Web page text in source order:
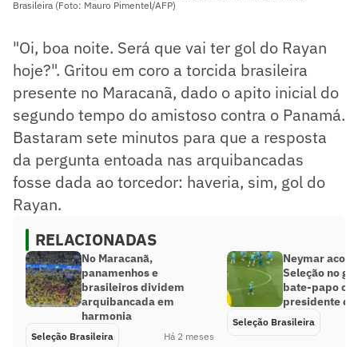
Brasileira (Foto: Mauro Pimentel/AFP)
"Oi, boa noite. Será que vai ter gol do Rayan
hoje?". Gritou em coro a torcida brasileira
presente no Maracanã, dado o apito inicial do
segundo tempo do amistoso contra o Panamá.
Bastaram sete minutos para que a resposta
da pergunta entoada nas arquibancadas
fosse dada ao torcedor: haveria, sim, gol do
Rayan.
RELACIONADAS
No Maracanã,
panamenhos e
brasileiros dividem
arquibancada em
harmonia
Seleção Brasileira Há 2 meses
Neymar
Seleção no
bate-papo
presidente da
Seleção Brasileira